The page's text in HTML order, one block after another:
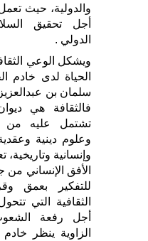
والدولية، حيث
أجل تحقيق
الدولي .
ويشكل الوعي
الحياة لدى خادم
سلمان بن
فالثقافة هي
تشتمل عليه من
وعلوم دينية
وإنسانية
الأفق الإنساني
للتفكير بعمق
الثقافية التي
أجل رفعة
الزاوية ينظر